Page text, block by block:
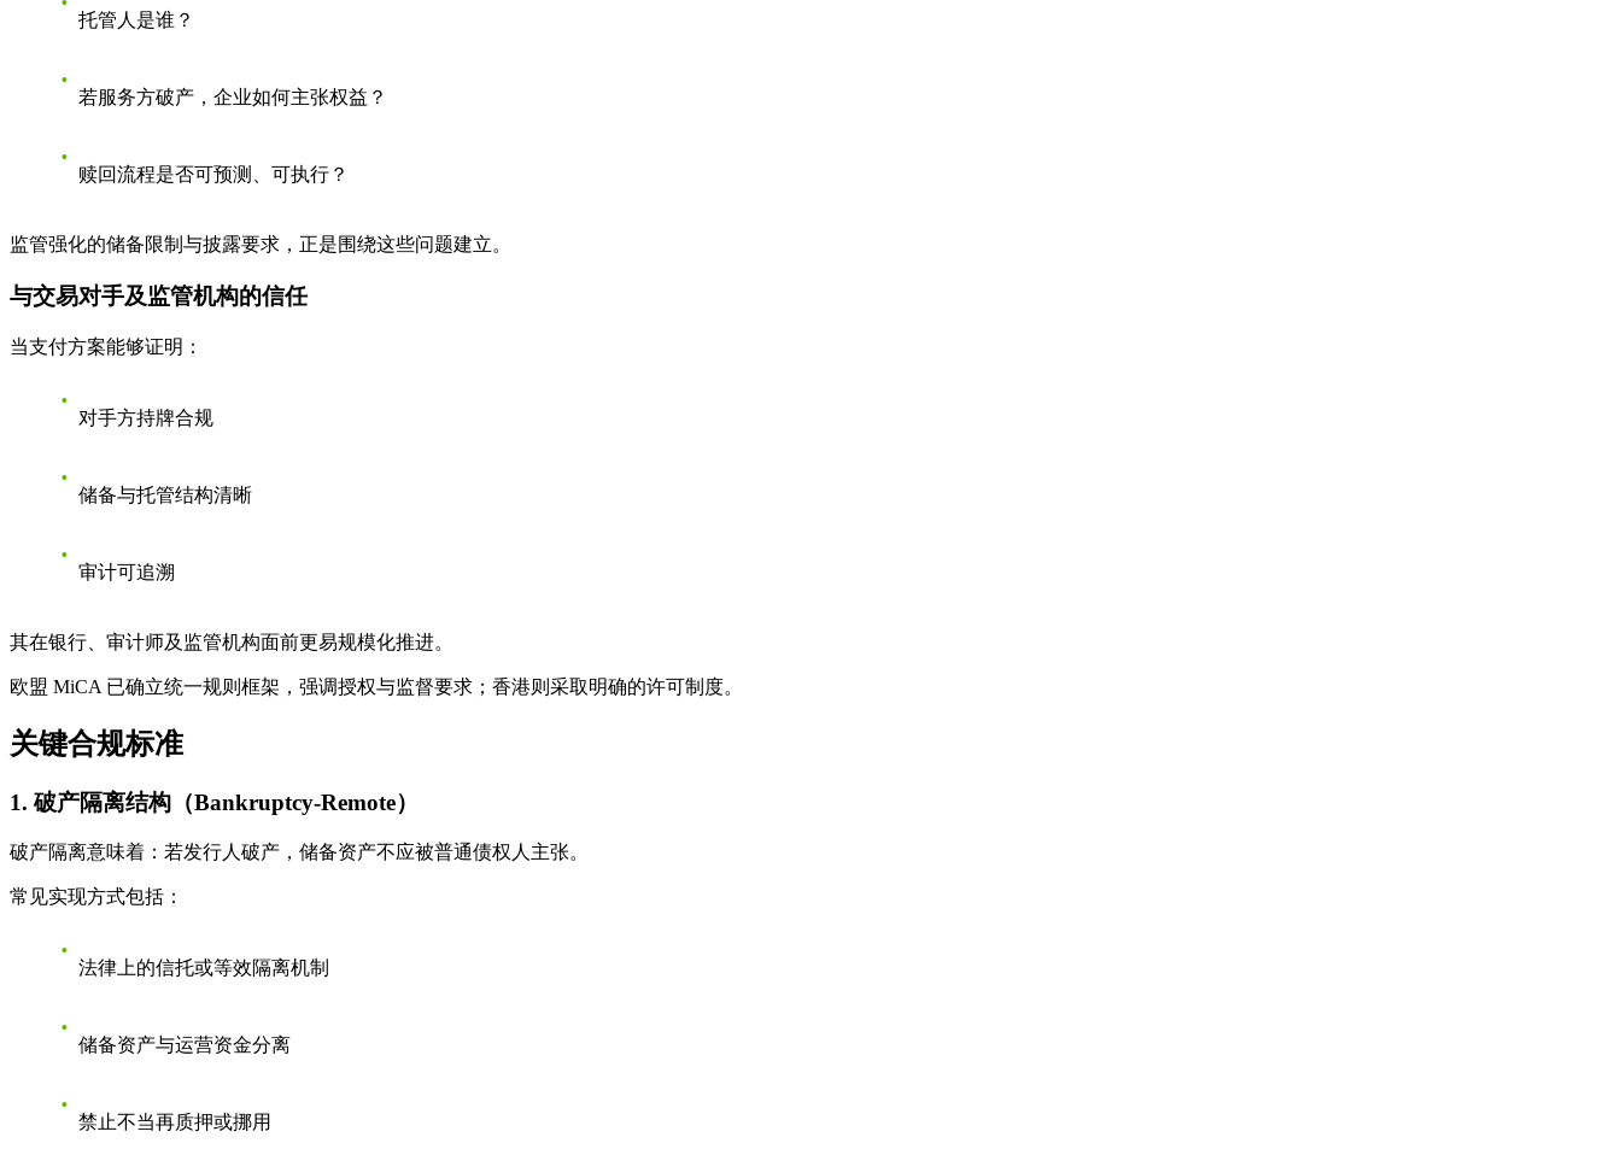
托管人是谁？
若服务方破产，企业如何主张权益？
赎回流程是否可预测、可执行？
监管强化的储备限制与披露要求，正是围绕这些问题建立。
与交易对手及监管机构的信任
当支付方案能够证明：
对手方持牌合规
储备与托管结构清晰
审计可追溯
其在银行、审计师及监管机构面前更易规模化推进。
欧盟 MiCA 已确立统一规则框架，强调授权与监督要求；香港则采取明确的许可制度。
关键合规标准
1. 破产隔离结构（Bankruptcy-Remote）
破产隔离意味着：若发行人破产，储备资产不应被普通债权人主张。
常见实现方式包括：
法律上的信托或等效隔离机制
储备资产与运营资金分离
禁止不当再质押或挪用